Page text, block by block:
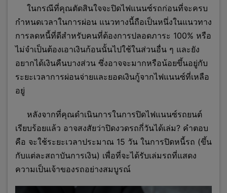
ในกรณีที่คุณตัดสินใจจะปิดไฟแนนซ์รถก่อนที่จะครบ
กำหนดเวลาในการผ่อน แนวทางนี้ถือเป็นหนึ่งในแนวทาง
การลดหนี้ที่ดีสำหรับคนที่ต้องการปลอดภาระ 100% หรือ
ไม่จำเป็นต้องเอาเงินก้อนนั้นไปใช้ในส่วนอื่น ๆ และยัง
อยากได้เงินคืนบางส่วน ซึ่งอาจจะมากหรือน้อยขึ้นอยู่กับ
ระยะเวลาการผ่อนจ่ายและยอดเงินกู้จากไฟแนนซ์ที่เหลือ
อยู่
หลังจากที่คุณดำเนินการในการปิดไฟแนนซ์รถยนต์
เรียบร้อยแล้ว อาจสงสัยว่าปิดงวดรถกี่วันได้เล่ม? คำตอบ
คือ จะใช้ระยะเวลาประมาณ 15 วัน ในการปิดหนี้รถ (ขึ้น
กับแต่ละสถาบันการเงิน) เพื่อที่จะได้รับเล่มรถที่แสดง
ความเป็นเจ้าของรถอย่างสมบูรณ์